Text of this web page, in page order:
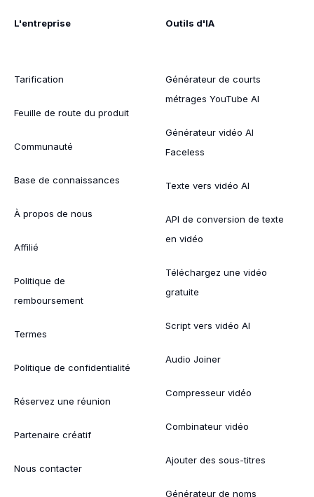
L'entreprise
Tarification
Feuille de route du produit
Communauté
Base de connaissances
À propos de nous
Affilié
Politique de
remboursement
Termes
Politique de confidentialité
Réservez une réunion
Partenaire créatif
Nous contacter
Outils d'IA
Générateur de courts
métrages YouTube AI
Générateur vidéo AI
Faceless
Texte vers vidéo AI
API de conversion de texte
en vidéo
Téléchargez une vidéo
gratuite
Script vers vidéo AI
Audio Joiner
Compresseur vidéo
Combinateur vidéo
Ajouter des sous-titres
Générateur de noms